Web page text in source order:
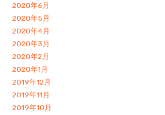
2020年6月
2020年5月
2020年4月
2020年3月
2020年2月
2020年1月
2019年12月
2019年11月
2019年10月